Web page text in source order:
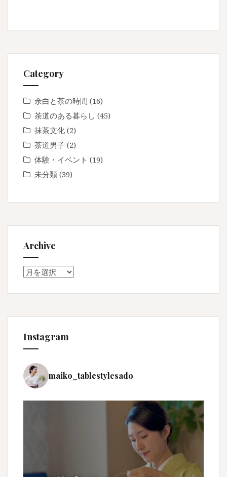
Category
余白と茶の時間 (16)
茶道のある暮らし (45)
抹茶文化 (2)
茶道男子 (2)
体験・イベント (19)
未分類 (39)
Archive
Archive
Instagram
maiko_tablestylesado